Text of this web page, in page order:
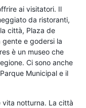
ai visitatori. Il
da ristoranti,
città, Plaza de
gente e godersi la
è un museo che
Ci sono anche
Municipal e il
vita notturna. La città